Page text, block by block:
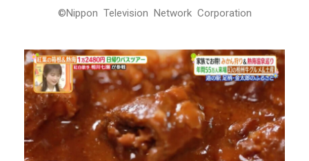
©Nippon Television Network Corporation